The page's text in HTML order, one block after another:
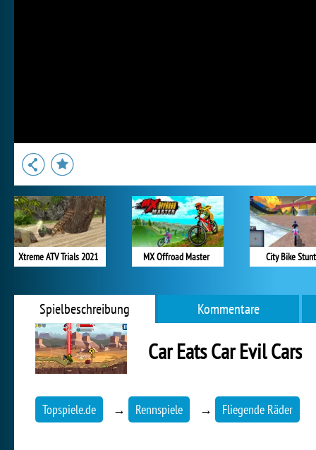
Xtreme ATV Trials 2021 MX Offroad Master City Bike
Spielbeschreibung Kommentare
Car Eats Car Evil Cars
Topspiele.de → Rennspiele → Fliegende Räder